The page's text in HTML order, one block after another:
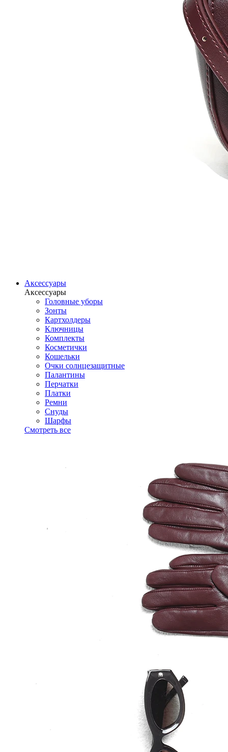
Аксессуары
Аксессуары
Головные уборы
Зонты
Картхолдеры
Ключницы
Комплекты
Косметички
Кошельки
Очки солнцезащитные
Палантины
Перчатки
Платки
Ремни
Снуды
Шарфы
Смотреть все